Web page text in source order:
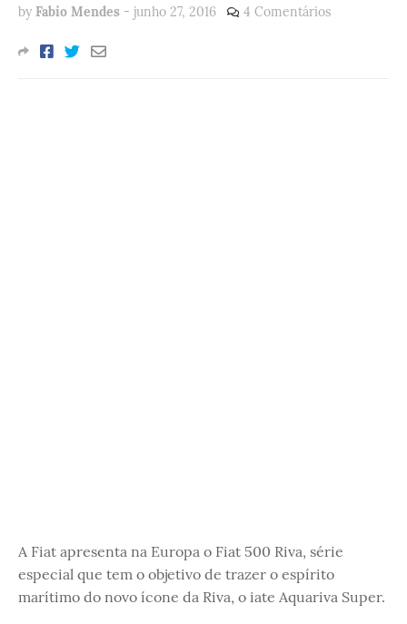
by Fabio Mendes - junho 27, 2016 4 Comentários
A Fiat apresenta na Europa o Fiat 500 Riva, série
especial que tem o objetivo de trazer o espírito
marítimo do novo ícone da Riva, o iate Aquariva Super.